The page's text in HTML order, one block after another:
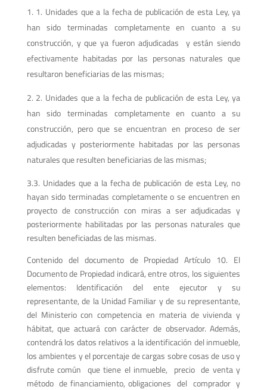
1. Unidades que a la fecha de publicación de esta Ley, ya
han sido terminadas completamente en cuanto a su
construcción, y que ya fueron adjudicadas y están siendo
efectivamente habitadas por las personas naturales que
resultaron beneficiarias de las mismas;
2. Unidades que a la fecha de publicación de esta Ley, ya
han sido terminadas completamente en cuanto a su
construcción, pero que se encuentran en proceso de ser
adjudicadas y posteriormente habitadas por las personas
naturales que resulten beneficiarias de las mismas;
3.3. Unidades que a la fecha de publicación de esta Ley, no
hayan sido terminadas completamente o se encuentren en
proyecto de construcción con miras a ser adjudicadas y
posteriormente habilitadas por las personas naturales que
resulten beneficiadas de las mismas.
Contenido del documento de Propiedad Artículo 10. El
Documento de Propiedad indicará, entre otros, los siguientes
elementos: Identificación del ente ejecutor y su
representante, de la Unidad Familiar y de su representante,
del Ministerio con competencia en materia de vivienda y
hábitat, que actuará con carácter de observador. Además,
contendrá los datos relativos a la identificación del inmueble,
los ambientes y el porcentaje de cargas sobre cosas de uso y
disfrute común que tiene el inmueble, precio de venta y
método de financiamiento, obligaciones del comprador y